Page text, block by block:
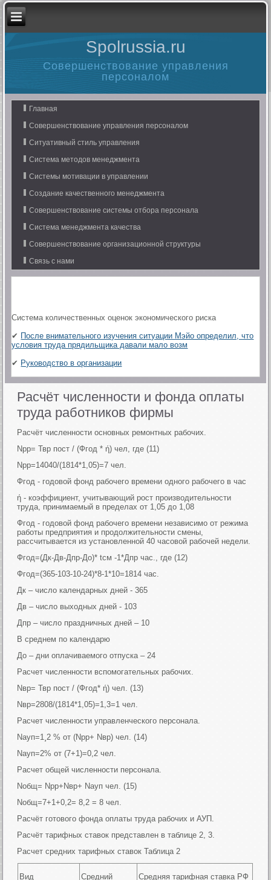
Spolrussia.ru
Совершенствование управления
персоналом
Главная
Совершенствование управления персоналом
Ситуативный стиль управления
Система методов менеджмента
Системы мотивации в управлении
Создание качественного менеджмента
Совершенствование системы отбора персонала
Система менеджмента качества
Совершенствование организационной структуры
Связь с нами
Система количественных оценок экономического риска
✔ После внимательного изучения ситуации Мэйо определил, что
условия труда прядильщика давали мало возм
✔ Руководство в организации
Расчёт численности и фонда оплаты
труда работников фирмы
Расчёт численности основных ремонтных рабочих.
Nрр= Твр пост / (Фгод * ή) чел, где (11)
Nрр=14040/(1814*1,05)=7 чел.
Фгод - годовой фонд рабочего времени одного рабочего в час
ή - коэффициент, учитывающий рост производительности
труда, принимаемый в пределах от 1,05 до 1,08
Фгод - годовой фонд рабочего времени независимо от режима
работы предприятия и продолжительности смены,
рассчитывается из установленной 40 часовой рабочей недели.
Фгод=(Дк-Дв-Дпр-До)* tсм -1*Дпр час., где (12)
Фгод=(365-103-10-24)*8-1*10=1814 час.
Дк – число календарных дней - 365
Дв – число выходных дней - 103
Дпр – число праздничных дней – 10
В среднем по календарю
До – дни оплачиваемого отпуска – 24
Расчет численности вспомогательных рабочих.
Nвр= Твр пост / (Фгод* ή) чел. (13)
Nвр=2808/(1814*1,05)=1,3=1 чел.
Расчет численности управленческого персонала.
Nауп=1¸2 % от (Nрр+ Nвр) чел. (14)
Nауп=2% от (7+1)=0,2 чел.
Расчет общей численности персонала.
Nобщ= Nрр+Nвр+ Nауп чел. (15)
Nобщ=7+1+0,2= 8,2 = 8 чел.
Расчёт готового фонда оплаты труда рабочих и АУП.
Расчёт тарифных ставок представлен в таблице 2, 3.
Расчет средних тарифных ставок Таблица 2
Вид
Средний
Средняя тарифная ставка РФ